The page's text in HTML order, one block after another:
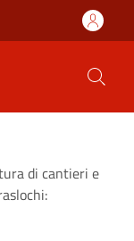
di cantieri e